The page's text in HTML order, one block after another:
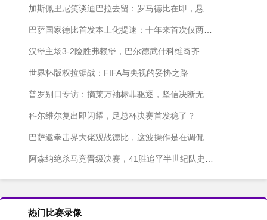
加斯佩里尼笑谈迪巴拉去留：罗马德比在即，悬念仍在发酵
巴萨国家德比首发本土化提速：十年来首次仅两名外援出战
汉堡主场3-2险胜弗赖堡，巴尔德武什科维奇齐发威
世界杯版权拉锯战：FIFA与央视的妥协之路
普罗别日专访：摘莱万袖标非驱逐，坚信决断无愧于心
科尔维尔复出即闪耀，足总杯决赛首发稳了？
巴萨邀拳击界大佬观战德比，这波操作是在调侃皇马内斗吗？
阿森纳绝杀马竞晋级决赛，41胜追平半世纪队史纪录！
热门比赛录像